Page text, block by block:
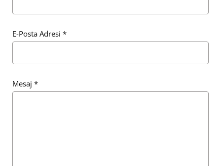
E-Posta Adresi *
Mesaj *